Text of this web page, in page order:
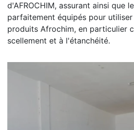
d'AFROCHIM, assurant ainsi que
parfaitement équipés pour
produits Afrochim, en particulier
scellement et à l'étanchéité.